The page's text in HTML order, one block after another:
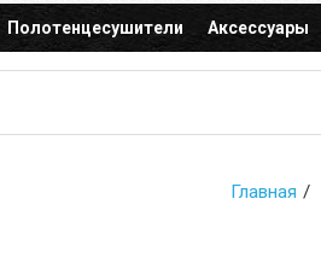
Полотенцесушители Аксессуары
Главная